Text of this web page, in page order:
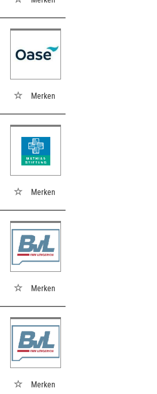
Merken
Merken
Merken
Merken